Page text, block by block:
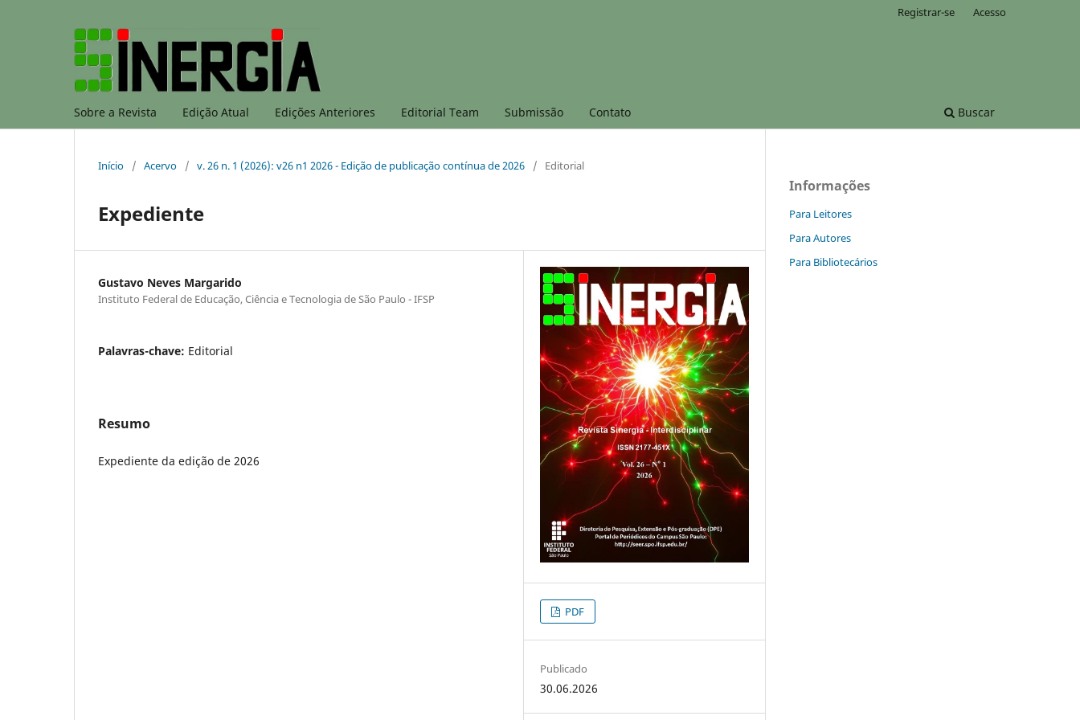
Sobre a Revista Edição Atual Edições Anteriores Editorial Team Submissão Contato Buscar
Registrar-se Acesso
Início / Acervo / v. 26 n. 1 (2026): v26 n1 2026 - Edição de publicação contínua de 2026 / Editorial
Expediente
Gustavo Neves Margarido
Instituto Federal de Educação, Ciência e Tecnologia de São Paulo - IFSP
Palavras-chave: Editorial
Resumo
Expediente da edição de 2026
PDF
Publicado
30.06.2026
Informações
Para Leitores
Para Autores
Para Bibliotecários